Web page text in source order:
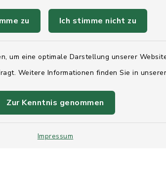
zu Ich stimme nicht zu
um eine optimale Darstellung unserer
Weitere Informationen finden Sie in
Zur Kenntnis genommen
Impressum
Quicklinks
Landesregierung
Kreis Rendsburg-
AktivRegion